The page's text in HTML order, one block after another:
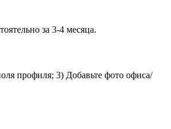
за 3-4 месяца.
профиля; 3) Добавьте фото офиса/